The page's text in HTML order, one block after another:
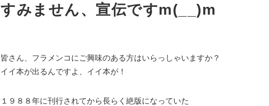
すみません、宣伝ですm(__)m
皆さん、フラメンコにご興味のある方はいらっしゃいますか？
イイ本が出るんですよ、イイ本が！
１９８８年に刊行されてから長らく絶版になっていた